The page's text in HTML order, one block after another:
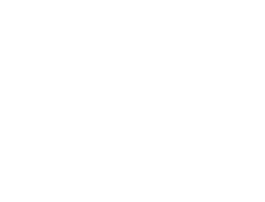
muss warten“